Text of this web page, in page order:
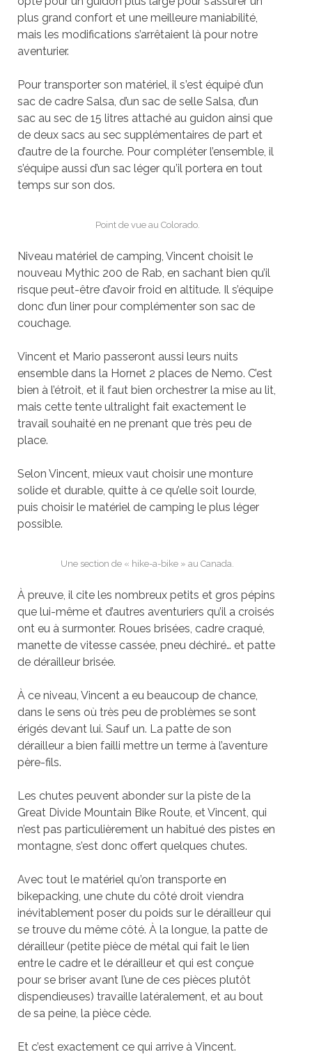
plus grand confort et une meilleure maniabilité,
mais les modifications s’arrêtaient là pour notre
aventurier.
Pour transporter son matériel, il s’est équipé d’un
sac de cadre Salsa, d’un sac de selle Salsa, d’un
sac au sec de 15 litres attaché au guidon ainsi que
de deux sacs au sec supplémentaires de part et
d’autre de la fourche. Pour compléter l’ensemble, il
s’équipe aussi d’un sac léger qu’il portera en tout
temps sur son dos.
Point de vue au Colorado.
Niveau matériel de camping, Vincent choisit le
nouveau Mythic 200 de Rab, en sachant bien qu’il
risque peut-être d’avoir froid en altitude. Il s’équipe
donc d’un linerpour complémenter son sac de
couchage.
Vincent et Mario passeront aussi leurs nuits
ensemble dans la Hornet 2 places de Nemo. C’est
bien à l’étroit, et il faut bien orchestrer la mise au lit,
mais cette tente ultralight fait exactement le
travail souhaité en ne prenant que très peu de
place.
Selon Vincent, mieux vaut choisir une monture
solide et durable, quitte à ce qu’elle soit lourde,
puis choisir le matériel de camping le plus léger
possible.
Une section de « hike-a-bike » au Canada.
À preuve, il cite les nombreux petits et gros pépins
que lui-même et d’autres aventuriers qu’il a croisés
ont eu à surmonter. Roues brisées, cadre craqué,
manette de vitesse cassée, pneu déchiré… et patte
de dérailleur brisée.
À ce niveau, Vincent a eu beaucoup de chance,
dans le sens où très peu de problèmes se sont
érigés devant lui. Sauf un. La patte de son
dérailleur a bien failli mettre un terme à l’aventure
père-fils.
Les chutes peuvent abonder sur la piste de la
Great Divide Mountain Bike Route, et Vincent, qui
n’est pas particulièrement un habitué des pistes en
montagne, s’est donc offert quelques chutes.
Avec tout le matériel qu’on transporte en
bikepacking, une chute du côté droit viendra
inévitablement poser du poids sur le dérailleur qui
se trouve du même côté. À la longue, la patte de
dérailleur (petite pièce de métal qui fait le lien
entre le cadre et le dérailleur et qui est conçue
pour se briser avant l’une de ces pièces plutôt
dispendieuses) travaille latéralement, et au bout
de sa peine, la pièce cède.
Et c’est exactement ce qui arrive à Vincent.